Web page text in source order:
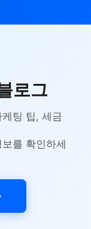
로그
팅 팁, 세금
를 확인하세